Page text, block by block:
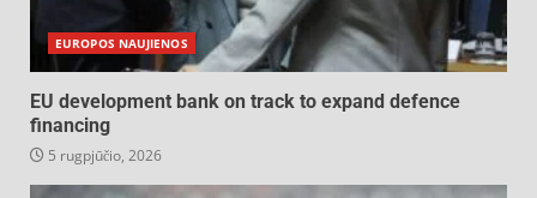
EUROPOS NAUJIENOS
EU development bank on track to expand defence
financing
5 rugpjūčio, 2026